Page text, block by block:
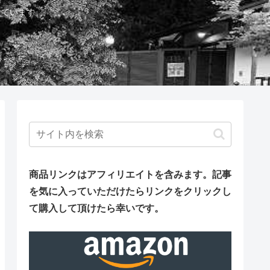
います。
商品リンクはアフィリエイトを含みます。 記事
を気に入っていただけたらリンクをクリックし
て購入して頂けたら幸いです。